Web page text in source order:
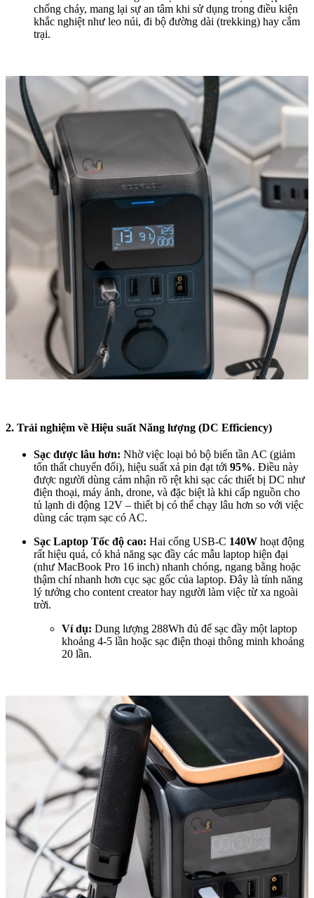
chống cháy, mang lại sự an tâm khi sử dụng trong điều kiện
khắc nghiệt như leo núi, đi bộ đường dài (trekking) hay cắm
trại.
2. Trải nghiệm về Hiệu suất Năng lượng (DC Efficiency)
Sạc được lâu hơn: Nhờ việc loại bỏ bộ biến tần AC (giảm
tổn thất chuyển đổi), hiệu suất xả pin đạt tới 95%. Điều này
được người dùng cảm nhận rõ rệt khi sạc các thiết bị DC như
điện thoại, máy ảnh, drone, và đặc biệt là khi cấp nguồn cho
tủ lạnh di động 12V – thiết bị có thể chạy lâu hơn so với việc
dùng các trạm sạc có AC.
Sạc Laptop Tốc độ cao: Hai cổng USB-C 140W hoạt động
rất hiệu quả, có khả năng sạc đầy các mẫu laptop hiện đại
(như MacBook Pro 16 inch) nhanh chóng, ngang bằng hoặc
thậm chí nhanh hơn cục sạc gốc của laptop. Đây là tính năng
lý tưởng cho content creator hay người làm việc từ xa ngoài
trời.
Ví dụ: Dung lượng 288Wh đủ để sạc đầy một laptop
khoảng 4-5 lần hoặc sạc điện thoại thông minh khoảng
20 lần.